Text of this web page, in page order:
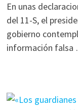
En unas
del 11-S, el
gobierno
información